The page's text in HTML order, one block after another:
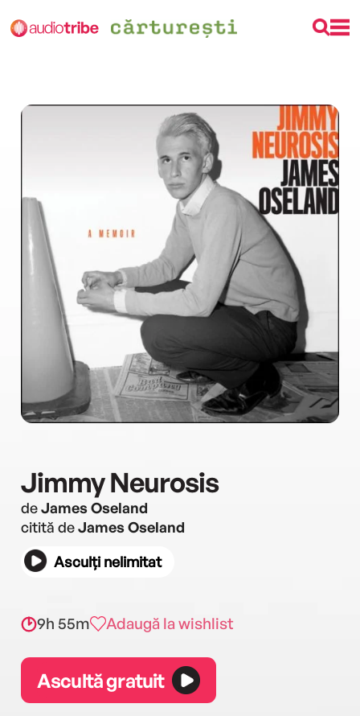
Jimmy Neurosis
deJames Oseland
citită deJames Oseland
Asculți nelimitat
9h 55m Adaugă la wishlist
Ascultă gratuit